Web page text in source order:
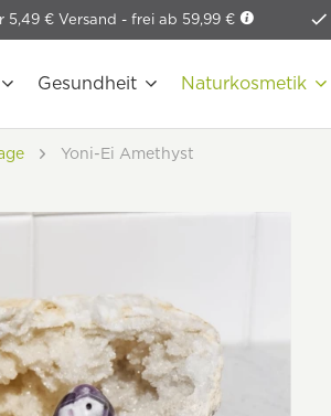
5,49 € Versand - frei ab 59,99 €
Gesundheit Naturkosmetik
Yoni-Ei Amethyst